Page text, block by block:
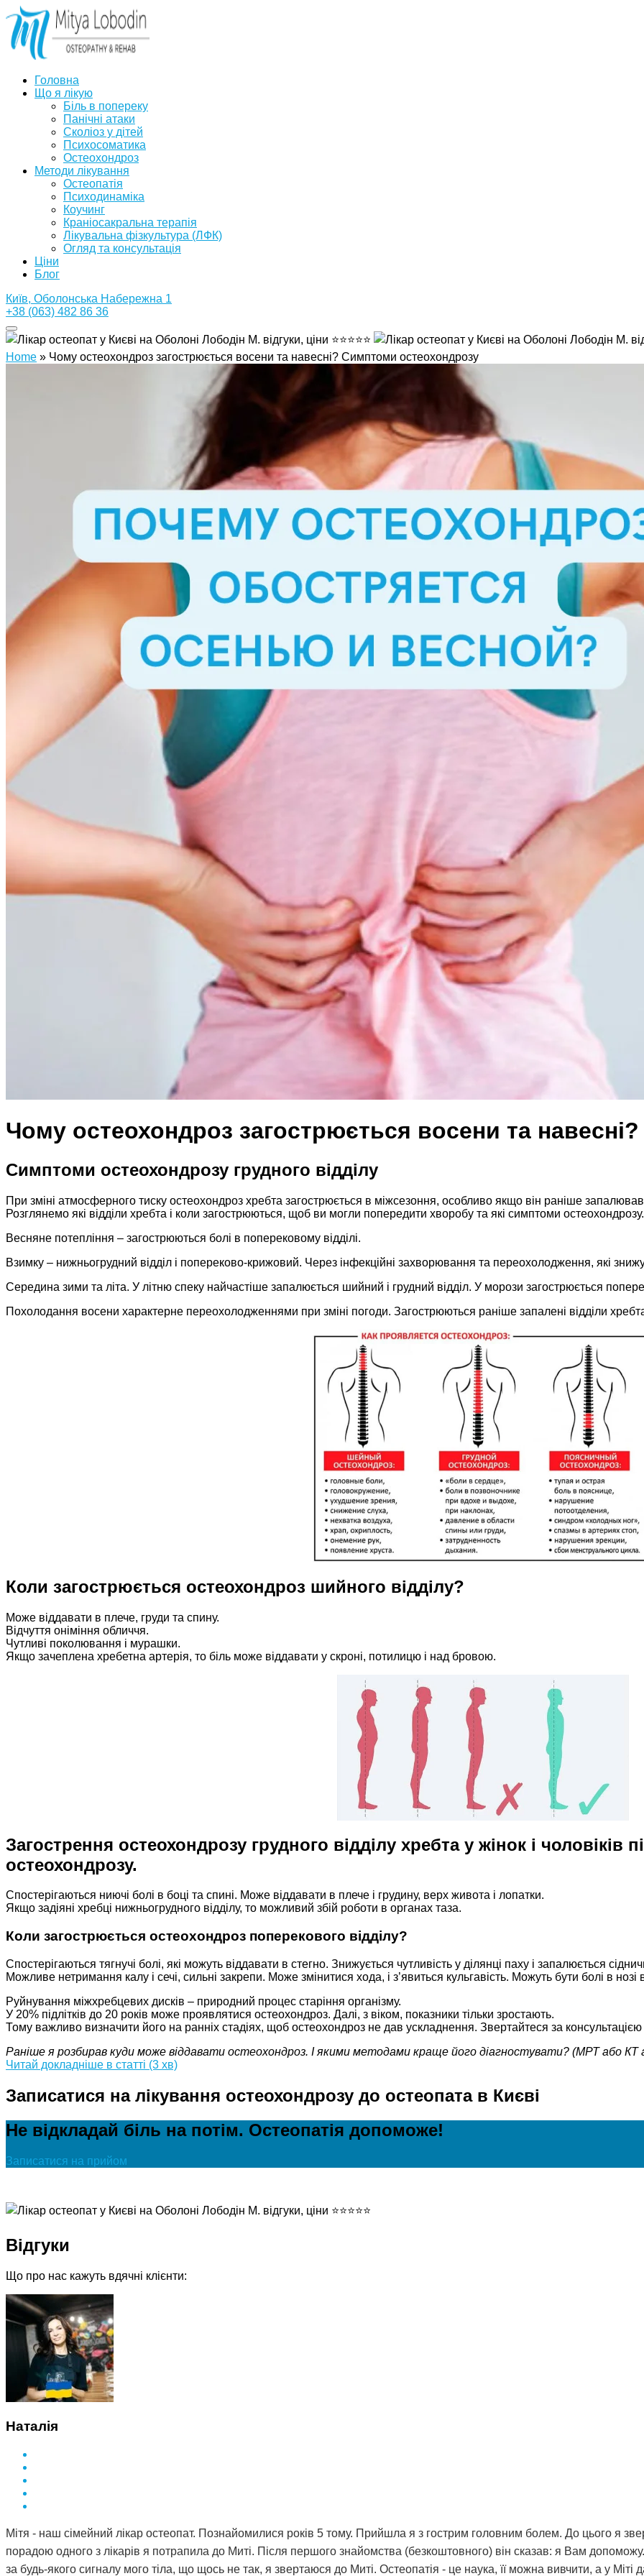
Головна
Що я лікую
Біль в попереку
Панічні атаки
Сколіоз у дітей
Психосоматика
Остеохондроз
Методи лікування
Остеопатія
Психодинаміка
Коучинг
Краніосакральна терапія
Лікувальна фізкультура (ЛФК)
Огляд та консультація
Ціни
Блог
Київ, Оболонська Набережна 1
+38 (063) 482 86 36
Home » Чому остеохондроз загострюється восени та навесні? Cимптоми остеохондрозу
Чому остеохондроз загострюється восени та
Симптоми остеохондрозу грудного відділу
При зміні атмосферного тиску остеохондроз хребта загострюється в міжсезоння, особливо якщо він раніше
Розглянемо які відділи хребта і коли загострюються, щоб ви могли попередити хворобу та які симптоми остеохондрозу.
Весняне потепління – загострюються болі в поперековому відділі.
Взимку – нижньогрудний відділ і попереково-крижовий. Через інфекційні захворювання та переохолодження, які
Середина зими та літа. У літню спеку найчастіше запалюється шийний і грудний відділ. У морози загострюється
Похолодання восени характерне переохолодженнями при зміні погоди. Загострюються раніше запалені відділи
Коли загострюється остеохондроз шийного відділу?
Може віддавати в плече, груди та спину.
Відчуття оніміння обличчя.
Чутливі поколювання і мурашки.
Якщо зачеплена хребетна артерія, то біль може віддавати у скроні, потилицю і над бровою.
Загострення остеохондрозу грудного відділу хребта у жінок і чоловіків
остеохондрозу.
Спостерігаються ниючі болі в боці та спині. Може віддавати в плече і грудину, верх живота і лопатки.
Якщо задіяні хребці нижньогрудного відділу, то можливий збій роботи в органах таза.
Коли загострюється остеохондроз поперекового відділу?
Спостерігаються тягнучі болі, які можуть віддавати в стегно. Знижується чутливість у ділянці паху і запалюється
Можливе нетримання калу і сечі, сильні закрепи. Може змінитися хода, і з’явиться кульгавість. Можуть бути болі в нозі
Руйнування міжхребцевих дисків – природний процес старіння організму.
У 20% підлітків до 20 років може проявлятися остеохондроз. Далі, з віком, показники тільки зростають.
Тому важливо визначити його на ранніх стадіях, щоб остеохондроз не дав ускладнення. Звертайтеся за консультацією
Раніше я розбирав куди може віддавати остеохондроз. І якими методами краще його діагностувати? (МРТ або КТ
Читай докладніше в статті (3 хв)
Записатися на лікування остеохондрозу до остеопата в Києві
Не відкладай біль на потім. Остеопатія допоможе!
Записатися на прийом
Відгуки
Що про нас кажуть вдячні клієнти:
Наталія
Мітя - наш сімейний лікар остеопат. Познайомилися років 5 тому. Прийшла я з гострим головним болем. До цього я
порадою одного з лікарів я потрапила до Миті. Після першого знайомства (безкоштовного) він сказав: я Вам допоможу.
за будь-якого сигналу мого тіла, що щось не так, я звертаюся до Миті. Остеопатія - це наука, її можна вивчити, а у